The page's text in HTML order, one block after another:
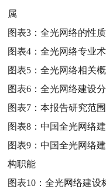
属
图表3：全光网络的性
图表4：全光网络专业
图表5：全光网络相关
图表6：全光网络建设
图表7：本报告研究范
图表8：中国全光网络
图表9：中国全光网络
构职能
图表10：全光网络建设